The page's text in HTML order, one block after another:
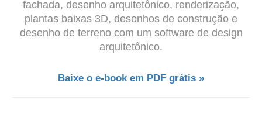
fachada, desenho arquitetônico, renderização,
plantas baixas 3D, desenhos de construção e
desenho de terreno com um software de design
arquitetônico.
Baixe o e-book em PDF grátis »